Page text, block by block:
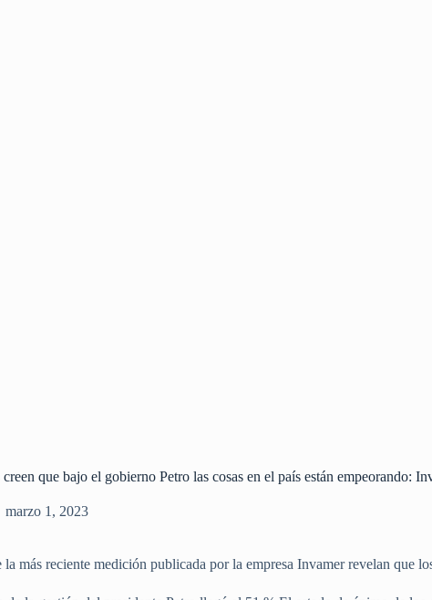
que bajo el gobierno Petro las cosas en el país están empeorando:
marzo 1, 2023
la más reciente medición publicada por la empresa Invamer revelan que